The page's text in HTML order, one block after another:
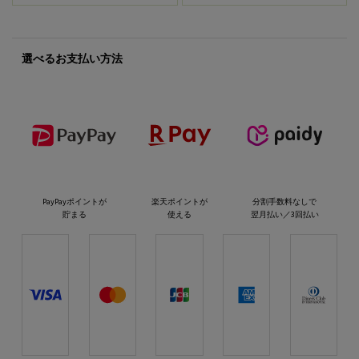
選べるお支払い方法
PayPayポイントが
貯まる
楽天ポイントが
使える
分割手数料なしで
翌月払い／3回払い